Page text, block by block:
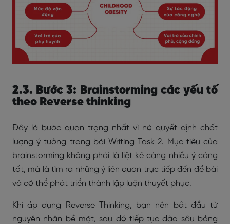
2.3. Bước 3: Brainstorming các yếu tố
theo Reverse thinking
Đây là bước quan trọng nhất vì nó quyết định chất
lượng ý tưởng trong bài Writing Task 2. Mục tiêu của
brainstorming không phải là liệt kê càng nhiều ý càng
tốt, mà là tìm ra những ý liên quan trực tiếp đến đề bài
và có thể phát triển thành lập luận thuyết phục.
Khi áp dụng Reverse Thinking, bạn nên bắt đầu từ
nguyên nhân bề mặt, sau đó tiếp tục đào sâu bằng